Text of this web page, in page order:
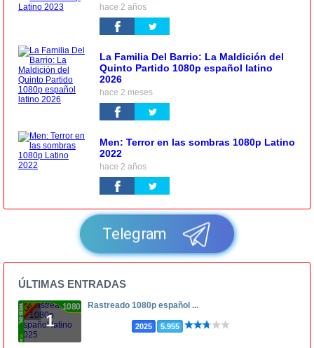
hace 2 años
La Familia Del Barrio: La Maldición del
Quinto Partido 1080p español latino
2026
hace 2 meses
Men: Terror en las sombras 1080p Latino
2022
hace 2 años
Telegram
ÚLTIMAS ENTRADAS
1
1080p Rastreado 1080p español ...
2025 5.955